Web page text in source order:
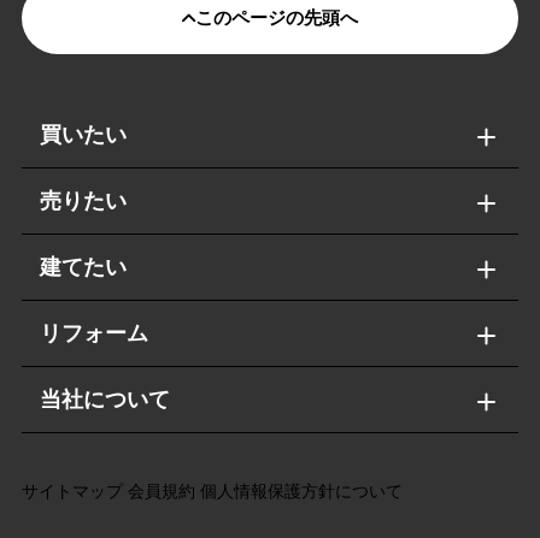
このページの先頭へ
買いたい
売りたい
建てたい
リフォーム
当社について
サイトマップ 会員規約 個人情報保護方針について